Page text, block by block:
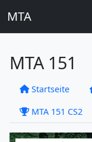
MTA
MTA 151
Startseite
MTA 151 CS2